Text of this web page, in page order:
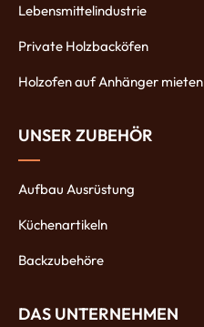
Lebensmittelindustrie
Private Holzbacköfen
Holzofen auf Anhänger mieten
UNSER ZUBEHÖR
Aufbau Ausrüstung
Küchenartikeln
Backzubehöre
DAS UNTERNEHMEN